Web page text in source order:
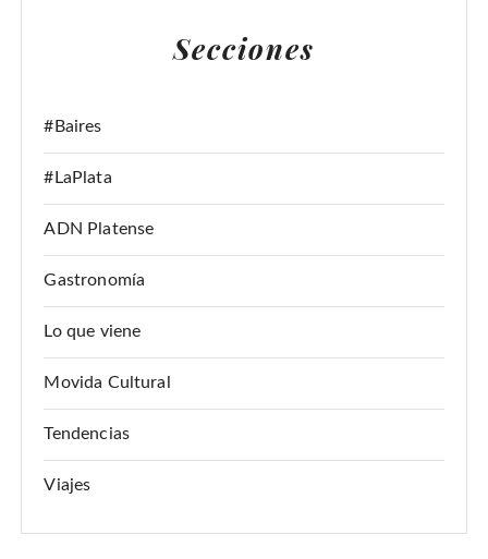
Secciones
#Baires
#LaPlata
ADN Platense
Gastronomía
Lo que viene
Movida Cultural
Tendencias
Viajes